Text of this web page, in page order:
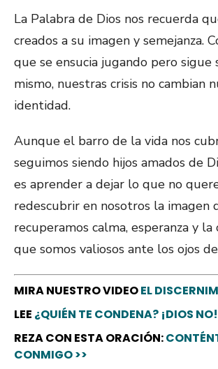
La Palabra de Dios nos recuerda
creados a su imagen y semejanza.
que se ensucia jugando pero sigue
mismo, nuestras crisis no cambian
identidad.
Aunque el barro de la vida nos
seguimos siendo hijos amados de
es aprender a dejar lo que no
redescubrir en nosotros la imagen
recuperamos calma, esperanza y
que somos valiosos ante los ojos
MIRA NUESTRO VIDEOEL
LEE ¿QUIÉN TE CONDENA? ¡DIOS
REZA CON ESTA ORACIÓN:
CONMIGO >>